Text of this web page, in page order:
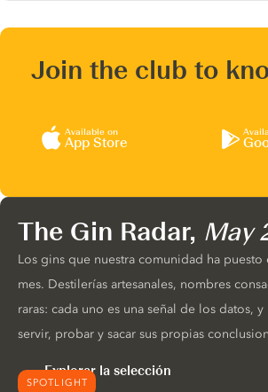
Join the club to
Available on
App Store
SPOTLIGHT
The Gin Radar, May
Los gins que nuestra comunidad ha puesto
mes. Destilerías artesanales, nombres
raras: cada uno es una señal de los datos,
servir, probar y sacar sus propias
Explorar la selección